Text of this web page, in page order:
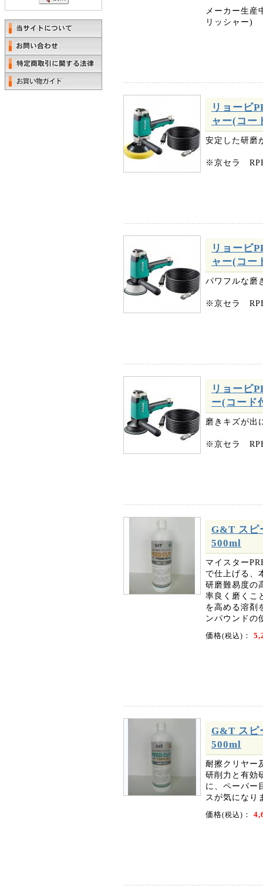
メーカー生
リッシャー)
リョービ
ャー(コー
安定した研磨
※京セラ
リョービ
ャー(コー
パワフルな磨
※京セラ
リョービ
ー(コード
磨きキズが出
※京セラ
G&T スピ
500ml
マイスター
で仕上げる、
研磨難易度の
率良く磨くこ
を高める溶剤
ンパウンドの
価格(税込) ：
G&T スピ
500ml
耐擦クリヤー
研削力と有効
に、ペーパー
スが気になり
価格(税込) ：